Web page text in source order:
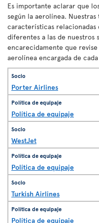
Es importante aclarar que
según la aerolínea.
características
diferentes a las de nuestros
encarecidamente que
aerolínea encargada de
Porter Airlines
Política de equipaje
WestJet
Política de equipaje
Turkish Airlines
Política de equipaje